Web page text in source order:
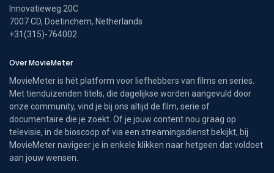
Innovatieweg 20C
7007 CD, Doetinchem, Netherlands
+31(315)-764002
Over MovieMeter
MovieMeter is hét platform voor liefhebbers van films en series.
Met tienduizenden titels, die dagelijkse worden aangevuld door
onze community, vind je bij ons altijd de film, serie of
documentaire die je zoekt. Of je jouw content nou graag op
televisie, in de bioscoop of via een streamingsdienst bekijkt, bij
MovieMeter navigeer je in enkele klikken naar hetgeen dat voldoet
aan jouw wensen.